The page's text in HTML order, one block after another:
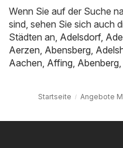
Wenn Sie auf der Suche
sind, sehen Sie sich auch
Städten an, Adelsdorf,
Aerzen Abensberg
Aachen Affing Abenberg
Startseite Angebote